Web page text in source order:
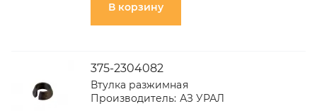
В корзину
375-2304082
Втулка разжимная
Производитель: АЗ УРАЛ